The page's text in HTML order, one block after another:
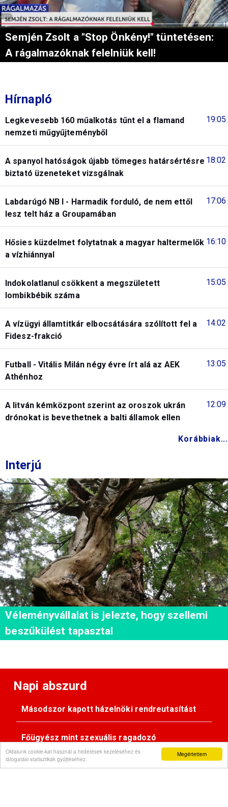
Megértettem
Oldalunk cookie-kat használ a hirdetések kezeléséhez és
látogatási statisztikák gyűjtéséhez.
Semjén Zsolt a "Stop Önkény!" tüntetésen:
A rágalmazóknak felelniük kell!
Hírnapló
19:05
Legkevesebb 160 műalkotás tűnt el a flamand
nemzeti műgyűjteményből
18:02
A spanyol hatóságok újabb tömeges határsértésre
biztató üzeneteket vizsgálnak
17:06
Labdarúgó NB I - Harmadik forduló, de nem ettől
lesz telt ház a Groupamában
16:10
Hősies küzdelmet folytatnak a magyar haltermelők
a vízhiánnyal
15:05
Indokolatlanul csökkent a megszületett
lombikbébik száma
14:02
A vízügyi államtitkár elbocsátására szólított fel a
Fidesz-frakció
13:05
Futball - Vitális Milán négy évre írt alá az AEK
Athénhoz
12:09
A litván kémközpont szerint az oroszok ukrán
drónokat is bevethetnek a balti államok ellen
Korábbiak...
Interjú
Véleményvállalat is jelezte, hogy szellemi
beszűkülést tapasztal
Napi abszurd
Másodszor kapott házelnöki rendreutasítást
Főügyész mint szexuális ragadozó
Pimasz önkényúr